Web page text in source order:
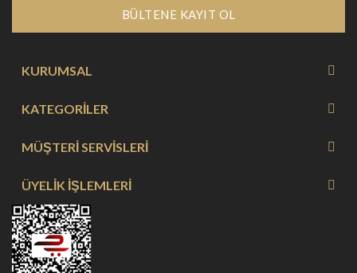
BÜLTENE KAYIT OL
KURUMSAL
KATEGORİLER
MÜŞTERİ SERVİSLERİ
ÜYELİK İŞLEMLERİ